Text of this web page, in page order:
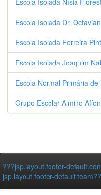
Escola Isolada Nísia
Escola Isolada Dr.
Escola Isolada Ferreira
Escola Isolada Joaquim
Escola Normal Primária de
Grupo Escolar Almino
???jsp.layout.footer-
jsp.layout.footer-